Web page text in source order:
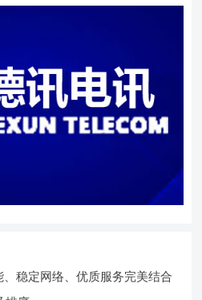
稳定网络、优质服务完美结合